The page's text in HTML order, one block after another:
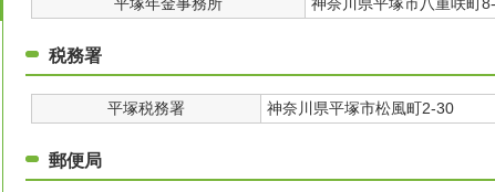
税務署
平塚税務署 神奈川県平塚市松風町2-30
郵便局